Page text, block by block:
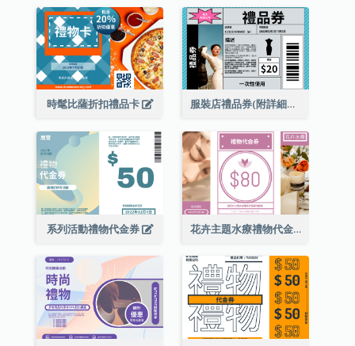
時髦比薩折扣禮品卡 服裝店禮品券(附詳細資訊)
系列活動禮物代金券 花卉主題水療禮物代金券